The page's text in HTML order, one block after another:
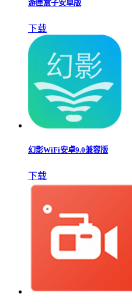
游匣盒子安卓版
下载
幻影WiFi安卓9.0兼容版
下载